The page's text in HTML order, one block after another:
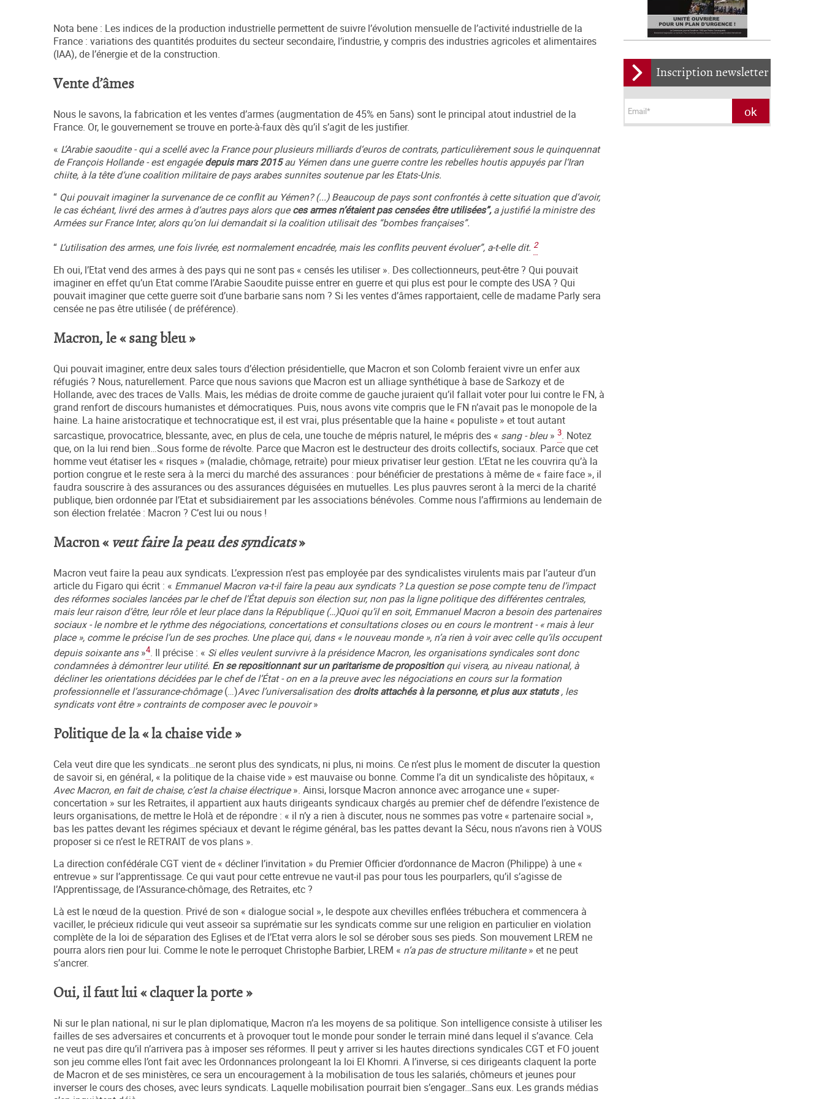
Inscription newsletter
Nota bene : Les indices de la production industrielle permettent de suivre l’évolution mensuelle de l’activité industrielle de la
France : variations des quantités produites du secteur secondaire, l’industrie, y compris des industries agricoles et alimentaires
(IAA), de l’énergie et de la construction.
Vente d’âmes
Nous le savons, la fabrication et les ventes d’armes (augmentation de 45% en 5ans) sont le principal atout industriel de la
France. Or, le gouvernement se trouve en porte-à-faux dès qu’il s’agit de les justifier.
« L‘Arabie saoudite - qui a scellé avec la France pour plusieurs milliards d‘euros de contrats, particulièrement sous le quinquennat
de François Hollande - est engagéedepuis mars 2015 au Yémen dans une guerre contre les rebelles houtis appuyés par l‘Iran
chiite, à la tête d‘une coalition militaire de pays arabes sunnites soutenue par les Etats-Unis.
“ Qui pouvait imaginer la survenance de ce conflit au Yémen? (...) Beaucoup de pays sont confrontés à cette situation que d‘avoir,
le cas échéant, livré des armes à d‘autres pays alors queces armes n‘étaient pas censées être utilisées”, a justifié la ministre des
Armées sur France Inter, alors qu‘on lui demandait si la coalition utilisait des “bombes françaises”.
“ L‘utilisation des armes, une fois livrée, est normalement encadrée, mais les conflits peuvent évoluer”, a-t-elle dit. 2
Eh oui, l’Etat vend des armes à des pays qui ne sont pas « censés les utiliser ». Des collectionneurs, peut-être ? Qui pouvait
imaginer en effet qu’un Etat comme l’Arabie Saoudite puisse entrer en guerre et qui plus est pour le compte des USA ? Qui
pouvait imaginer que cette guerre soit d’une barbarie sans nom ? Si les ventes d’âmes rapportaient, celle de madame Parly sera
censée ne pas être utilisée ( de préférence).
Macron, le « sang bleu »
Qui pouvait imaginer, entre deux sales tours d’élection présidentielle, que Macron et son Colomb feraient vivre un enfer aux
réfugiés ? Nous, naturellement. Parce que nous savions que Macron est un alliage synthétique à base de Sarkozy et de
Hollande, avec des traces de Valls. Mais, les médias de droite comme de gauche juraient qu’il fallait voter pour lui contre le FN, à
grand renfort de discours humanistes et démocratiques. Puis, nous avons vite compris que le FN n’avait pas le monopole de la
haine. La haine aristocratique et technocratique est, il est vrai, plus présentable que la haine « populiste » et tout autant
sarcastique, provocatrice, blessante, avec, en plus de cela, une touche de mépris naturel, le mépris des « sang - bleu» 3. Notez
que, on la lui rend bien…Sous forme de révolte. Parce que Macron est le destructeur des droits collectifs, sociaux. Parce que cet
homme veut étatiser les « risques » (maladie, chômage, retraite) pour mieux privatiser leur gestion. L’Etat ne les couvrira qu’à la
portion congrue et le reste sera à la merci du marché des assurances : pour bénéficier de prestations à même de « faire face », il
faudra souscrire à des assurances ou des assurances déguisées en mutuelles. Les plus pauvres seront à la merci de la charité
publique, bien ordonnée par l’Etat et subsidiairement par les associations bénévoles. Comme nous l’affirmions au lendemain de
son élection frelatée : Macron ? C’est lui ou nous !
Macron « veut faire la peau des syndicats»
Macron veut faire la peau aux syndicats. L’expression n’est pas employée par des syndicalistes virulents mais par l’auteur d’un
article du Figaro qui écrit : « Emmanuel Macron va-t-il faire la peau aux syndicats ? La question se pose compte tenu de l’impact
des réformes sociales lancées par le chef de l’État depuis son élection sur, non pas la ligne politique des différentes centrales,
mais leur raison d’être, leur rôle et leur place dans la République (…)Quoi qu’il en soit, Emmanuel Macron a besoin des partenaires
sociaux - le nombre et le rythme des négociations, concertations et consultations closes ou en cours le montrent - « mais à leur
place », comme le précise l’un de ses proches. Une place qui, dans « le nouveau monde », n’a rien à voir avec celle qu’ils occupent
depuis soixante ans»4. Il précise : « Si elles veulent survivre à la présidence Macron, les organisations syndicales sont donc
condamnées à démontrer leur utilité. En se repositionnant sur un paritarisme de propositionqui visera, au niveau national, à
décliner les orientations décidées par le chef de l’État - on en a la preuve avec les négociations en cours sur la formation
professionnelle et l’assurance-chômage(…)Avec l’universalisation desdroits attachés à la personne, et plus aux statuts , les
syndicats vont être » contraints de composer avec le pouvoir»
Politique de la « la chaise vide »
Cela veut dire que les syndicats…ne seront plus des syndicats, ni plus, ni moins. Ce n’est plus le moment de discuter la question
de savoir si, en général, « la politique de la chaise vide » est mauvaise ou bonne. Comme l’a dit un syndicaliste des hôpitaux, «
Avec Macron, en fait de chaise, c’est la chaise électrique». Ainsi, lorsque Macron annonce avec arrogance une « super-
concertation » sur les Retraites, il appartient aux hauts dirigeants syndicaux chargés au premier chef de défendre l’existence de
leurs organisations, de mettre le Holà et de répondre : « il n’y a rien à discuter, nous ne sommes pas votre « partenaire social »,
bas les pattes devant les régimes spéciaux et devant le régime général, bas les pattes devant la Sécu, nous n’avons rien à VOUS
proposer si ce n’est le RETRAIT de vos plans ».
La direction confédérale CGT vient de « décliner l’invitation » du Premier Officier d’ordonnance de Macron (Philippe) à une «
entrevue » sur l’apprentissage. Ce qui vaut pour cette entrevue ne vaut-il pas pour tous les pourparlers, qu’il s’agisse de
l’Apprentissage, de l’Assurance-chômage, des Retraites, etc ?
Là est le nœud de la question. Privé de son « dialogue social », le despote aux chevilles enflées trébuchera et commencera à
vaciller, le précieux ridicule qui veut asseoir sa suprématie sur les syndicats comme sur une religion en particulier en violation
complète de la loi de séparation des Eglises et de l’Etat verra alors le sol se dérober sous ses pieds. Son mouvement LREM ne
pourra alors rien pour lui. Comme le note le perroquet Christophe Barbier, LREM « n’a pas de structure militante» et ne peut
s’ancrer.
Oui, il faut lui « claquer la porte »
Ni sur le plan national, ni sur le plan diplomatique, Macron n’a les moyens de sa politique. Son intelligence consiste à utiliser les
failles de ses adversaires et concurrents et à provoquer tout le monde pour sonder le terrain miné dans lequel il s’avance. Cela
ne veut pas dire qu’il n’arrivera pas à imposer ses réformes. Il peut y arriver si les hautes directions syndicales CGT et FO jouent
son jeu comme elles l’ont fait avec les Ordonnances prolongeant la loi El Khomri. A l’inverse, si ces dirigeants claquent la porte
de Macron et de ses ministères, ce sera un encouragement à la mobilisation de tous les salariés, chômeurs et jeunes pour
inverser le cours des choses, avec leurs syndicats. Laquelle mobilisation pourrait bien s’engager…Sans eux. Les grands médias